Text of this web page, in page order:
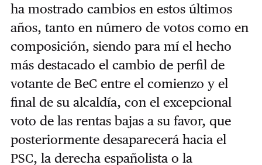
ha mostrado cambios en estos últimos
años, tanto en número de votos como en
composición, siendo para mí el hecho
más destacado el cambio de perfil de
votante de BeC entre el comienzo y el
final de su alcaldía, con el excepcional
voto de las rentas bajas a su favor, que
posteriormente desaparecerá hacia el
PSC, la derecha españolista o la